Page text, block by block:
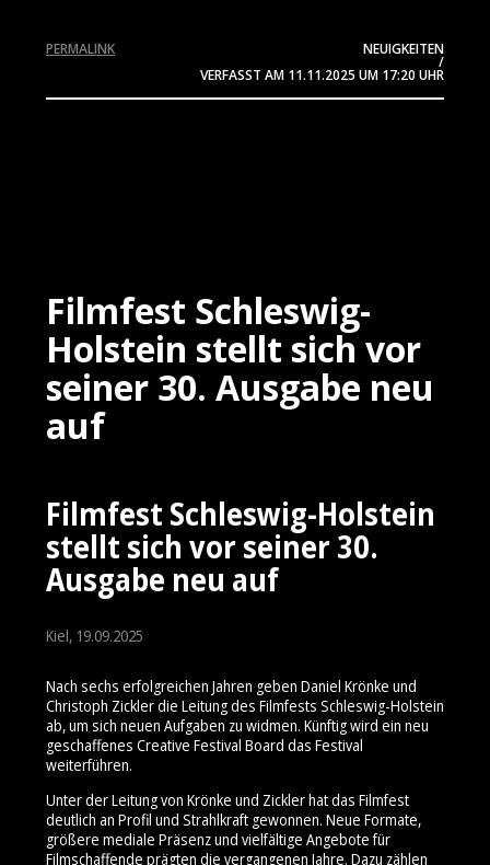
NEUIGKEITEN
/
VERFASST AM 11.11.2025 UM 17:20 UHR
PERMALINK
Filmfest Schleswig-
Holstein stellt sich vor
seiner 30. Ausgabe neu
auf
Filmfest Schleswig-Holstein
stellt sich vor seiner 30.
Ausgabe neu auf
Kiel, 19.09.2025
Nach sechs erfolgreichen Jahren geben Daniel Krönke und
Christoph Zickler die Leitung des Filmfests Schleswig-Holstein
ab, um sich neuen Aufgaben zu widmen. Künftig wird ein neu
geschaffenes Creative Festival Board das Festival
weiterführen.
Unter der Leitung von Krönke und Zickler hat das Filmfest
deutlich an Profil und Strahlkraft gewonnen. Neue Formate,
größere mediale Präsenz und vielfältige Angebote für
Filmschaffende prägten die vergangenen Jahre. Dazu zählen